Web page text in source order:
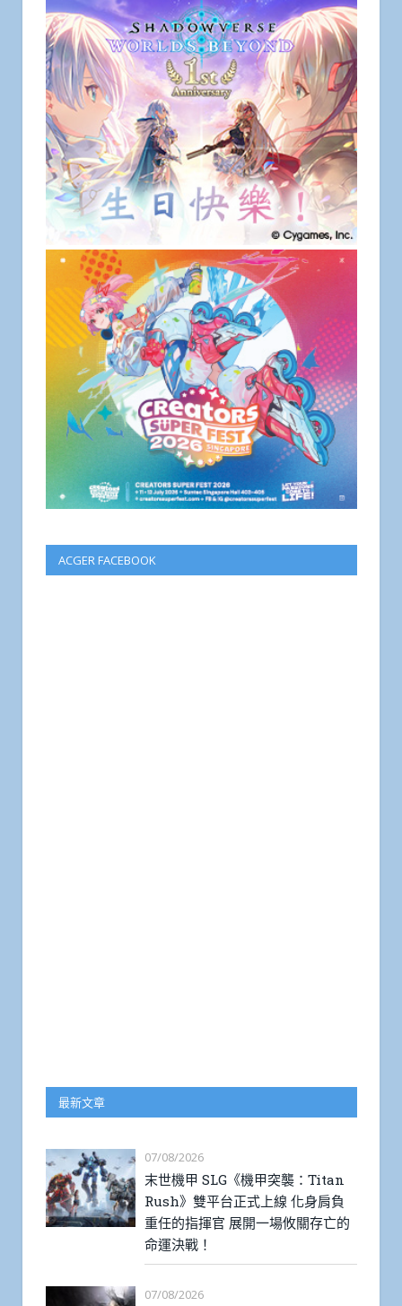
ACGER FACEBOOK
最新文章
07/08/2026
末世機甲 SLG《機甲突襲：Titan
Rush》雙平台正式上線 化身肩負
重任的指揮官 展開一場攸關存亡的
命運決戰！
07/08/2026